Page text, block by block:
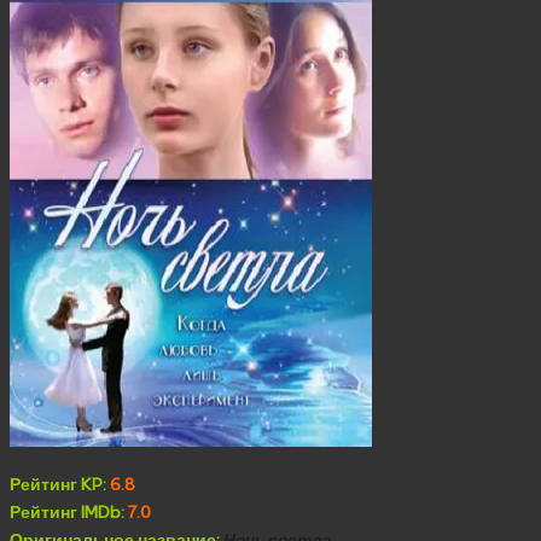
Рейтинг KP:6.8
Рейтинг IMDb:7.0